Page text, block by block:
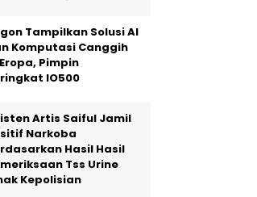
Tampilkan Solusi AI
Komputasi Canggih
Pimpin
IO500
Artis Saiful Jamil
Narkoba
Hasil Hasil
Tss Urine
Kepolisian